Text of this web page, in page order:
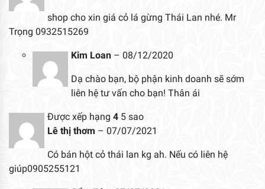
shop cho xin giá cỏ lá gừng Thái Lan nhé. Mr
Trọng 0932515269
Kim Loan – 08/12/2020
Dạ chào bạn, bộ phận kinh doanh sẽ sớm
liên hệ tư vấn cho bạn! Thân ái
Được xếp hạng 4 5 sao
Lê thị thơm – 07/07/2021
Có bán hột cỏ thái lan kg ah. Nếu có liên hệ
giúp0905255121